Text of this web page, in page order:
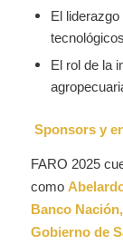
El
El rol de la
Sponsors y
FARO 2025
como
Banco
Gobierno de